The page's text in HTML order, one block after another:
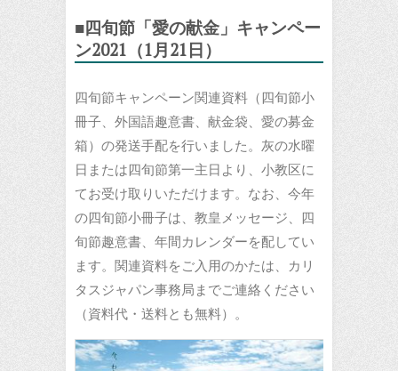
■四旬節「愛の献金」キャンペー
ン2021（1月21日）
四旬節キャンペーン関連資料（四旬節小
冊子、外国語趣意書、献金袋、愛の募金
箱）の発送手配を行いました。灰の水曜
日または四旬節第一主日より、小教区に
てお受け取りいただけます。なお、今年
の四旬節小冊子は、教皇メッセージ、四
旬節趣意書、年間カレンダーを配してい
ます。関連資料をご入用のかたは、カリ
タスジャパン事務局までご連絡ください
（資料代・送料とも無料）。